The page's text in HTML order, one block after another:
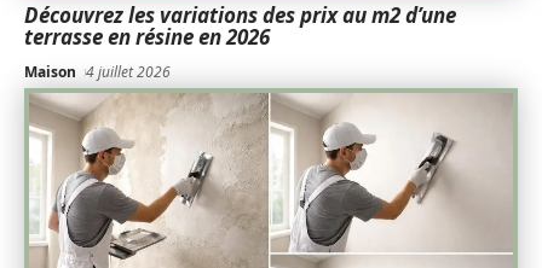
Découvrez les variations des prix au m2 d’une
terrasse en résine en 2026
Maison 4 juillet 2026